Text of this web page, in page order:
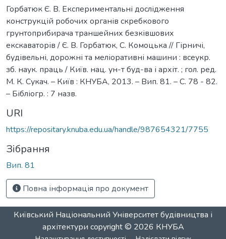
Горбатюк Є. В. Експериментальні дослідження
конструкцій робочих органів скребкового
грунтоприбирача траншейних безківшових
екскаваторів / Є. В. Горбатюк, С. Комоцька // Гірничі,
будівельні, дорожні та меліоративні машини : всеукр.
зб. наук. праць / Київ. нац. ун-т буд-ва і архіт. ; гол. ред.
М. К. Сукач. – Київ : КНУБА, 2013. – Вип. 81. – С. 78 - 82.
– Бібліогр. : 7 назв.
URI
https://repositary.knuba.edu.ua/handle/987654321/7755
Зібрання
Вип. 81
Повна інформація про документ
Київський Національний Університет будівництва і
архітектури copyright © 2026 КНУБА